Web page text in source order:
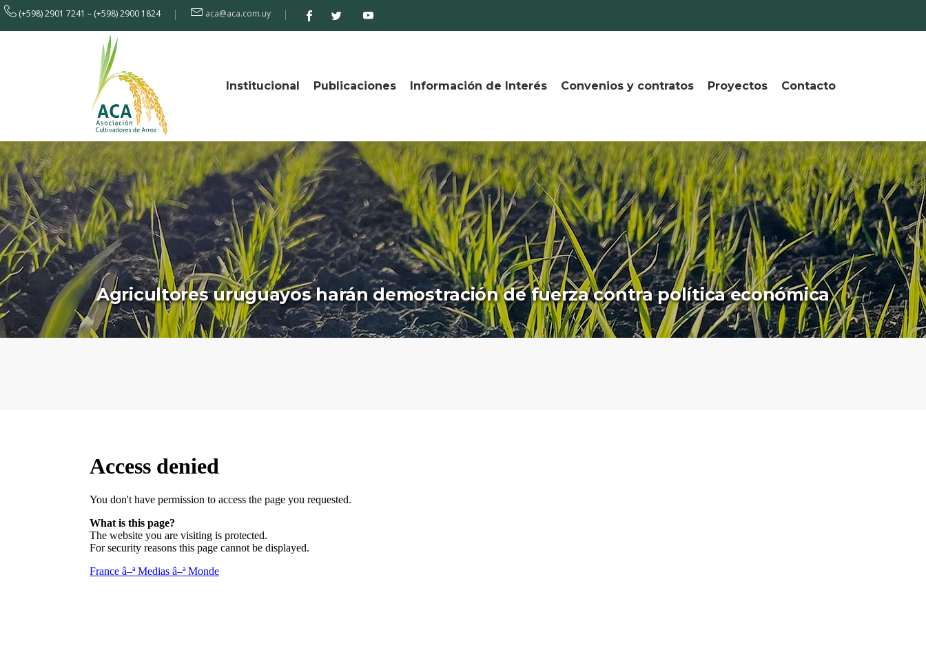
(+598) 2901 7241 – (+598) 2900 1824 aca@aca.com.uy
Institucional Publicaciones Información de Interés Convenios y contratos Proyectos Contacto
Agricultores uruguayos harán demostración de fuerza contra política económica